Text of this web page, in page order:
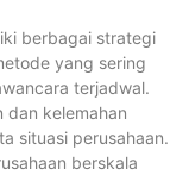
berbagai strategi
yang sering
terjadwal.
dan kelemahan
situasi perusahaan.
berskala